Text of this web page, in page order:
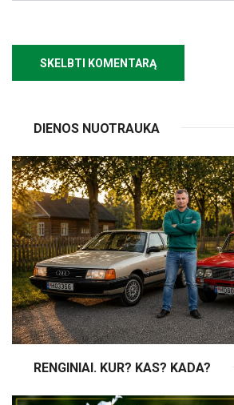
DIENOS NUOTRAUKA
RENGINIAI. KUR? KAS? KADA?